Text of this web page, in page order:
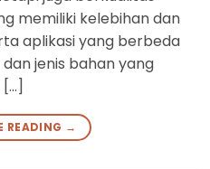
memiliki kelebihan dan
aplikasi yang berbeda
jenis bahan yang
READING →